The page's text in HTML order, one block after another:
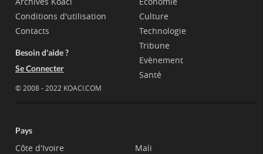
Conditions d'utilisation
Contacts
Besoin d'aide ?
Se Connecter
© 2008 - 2022 KOACI.COM
Culture
Technologie
Tribune
Evènement
Santé
Pays
Côte d'Ivoire
Mali